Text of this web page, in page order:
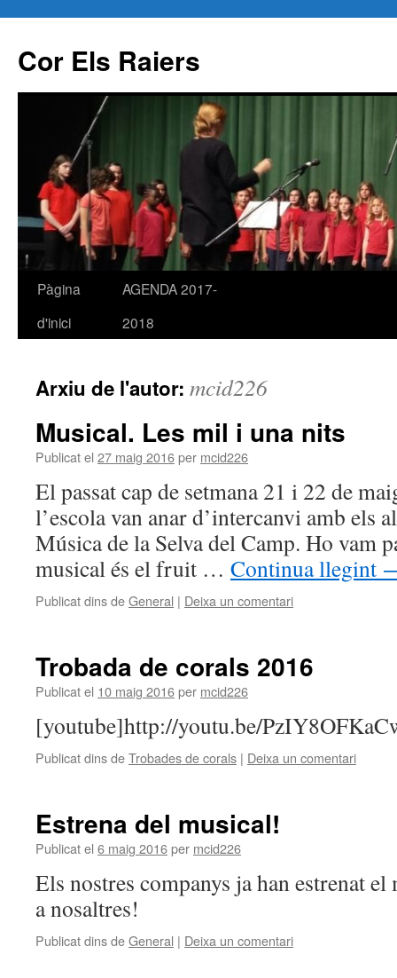
Cor Els Raiers
Vés
Pàgina
d'inici
AGENDA 2017-
2018
Arxiu de l'autor: mcid226
Musical. Les mil i una nits
Publicat el 27 maig 2016per mcid226
El passat cap de setmana 21 i 22 de
l’escola van anar d’intercanvi amb els
Música de la Selva del Camp. Ho vam
musical és el fruit … Continua llegint
Publicat dins deGeneral | Deixa un comentari
Trobada de corals 2016
Publicat el 10 maig 2016per mcid226
[youtube]http://youtu.be/
Publicat dins deTrobades de corals | Deixa un comentari
Estrena del musical!
Publicat el 6 maig 2016per mcid226
Els nostres companys ja han estrenat
a nosaltres!
Publicat dins deGeneral | Deixa un comentari